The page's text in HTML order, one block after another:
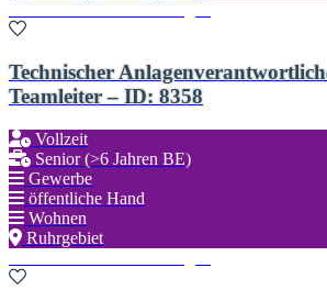
Technischer
Teamleiter – ID: 8358
Vollzeit
Senior (>6 Jahren BE)
Gewerbe
öffentliche Hand
Wohnen
Ruhrgebiet